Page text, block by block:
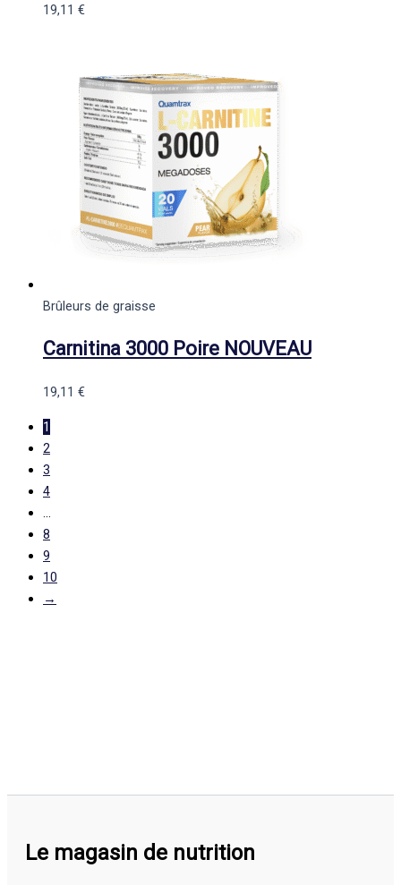
19,11 €
Brûleurs de graisse
Carnitina 3000 Poire NOUVEAU
19,11 €
1
2
3
4
…
8
9
10
→
Le magasin de nutrition